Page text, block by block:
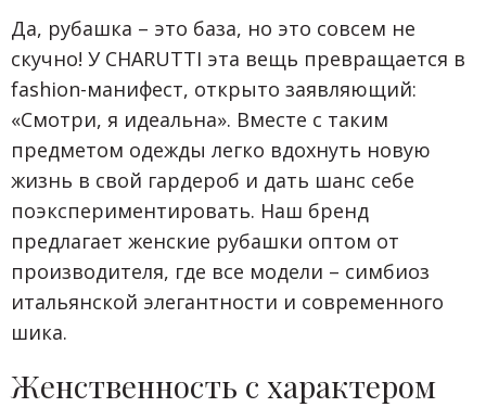
Да, рубашка – это база, но это совсем не
скучно! У CHARUTTI эта вещь превращается в
fashion-манифест, открыто заявляющий:
«Смотри, я идеальна». Вместе с таким
предметом одежды легко вдохнуть новую
жизнь в свой гардероб и дать шанс себе
поэкспериментировать. Наш бренд
предлагает женские рубашки оптом от
производителя, где все модели – симбиоз
итальянской элегантности и современного
шика.
Женственность с характером